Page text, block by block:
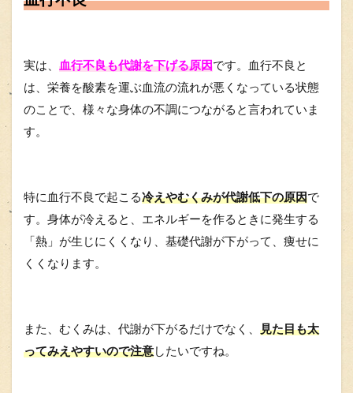
実は、 血行不良も代謝を下げる原因です。血行不良と
は、栄養を酸素を運ぶ血流の流れが悪くなっている状態
のことで、様々な身体の不調につながると言われていま
す。
特に血行不良で起こる冷えやむくみが代謝低下の原因で
す。身体が冷えると、エネルギーを作るときに発生する
「熱」が生じにくくなり、基礎代謝が下がって、痩せに
くくなります。
また、むくみは、代謝が下がるだけでなく、 見た目も太
ってみえやすいので注意したいですね。